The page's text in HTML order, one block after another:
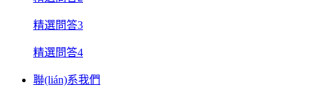
精選問答3
精選問答4
聯(lián)系我們